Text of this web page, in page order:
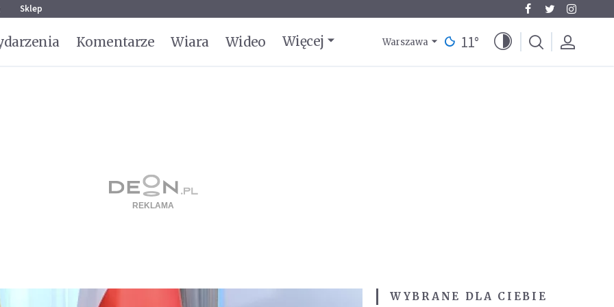
Sklep
Komentarze Wiara Wideo Więcej Warszawa 11°
WYBRANE DLA CIEBIE